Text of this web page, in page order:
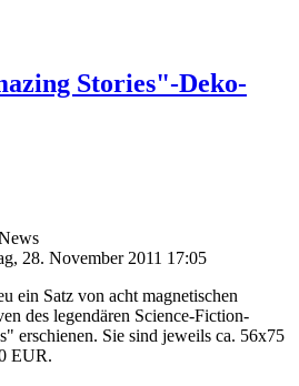
Stories"-Deko-
28. November 2011 17:05
ein Satz von acht magnetischen
des legendären Science-Fiction-
erschienen. Sie sind jeweils ca. 56x75
EUR.